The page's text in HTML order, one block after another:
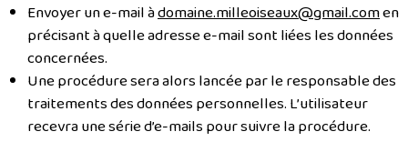
Envoyer un e-mail àdomaine.milleoiseaux@gmail.comen
précisant à quelle adresse e-mail sont liées les données
concernées.
Une procédure sera alors lancée par le responsable des
traitements des données personnelles. L’utilisateur
recevra une série d’e-mails pour suivre la procédure.